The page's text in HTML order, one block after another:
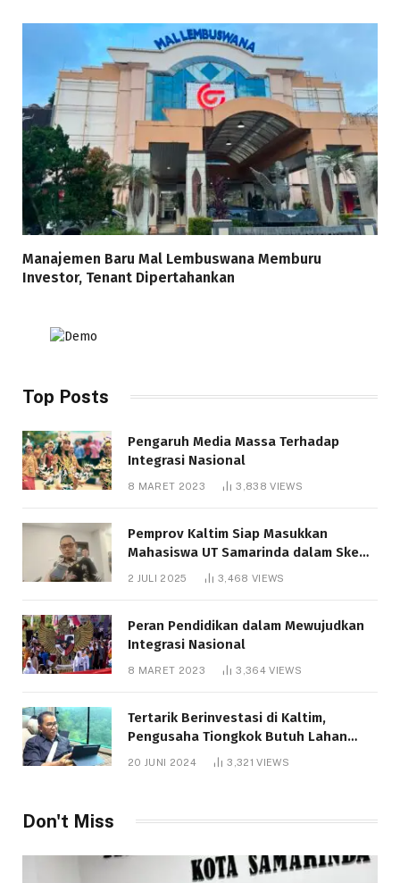
Manajemen Baru Mal Lembuswana Memburu
Investor, Tenant Dipertahankan
Top Posts
Pengaruh Media Massa Terhadap
Integrasi Nasional
8 MARET 2023 3,838VIEWS
Pemprov Kaltim Siap Masukkan
Mahasiswa UT Samarinda dalam Skema
Bantuan Pendidikan Gratispol
2 JULI 2025 3,468 VIEWS
Peran Pendidikan dalam Mewujudkan
Integrasi Nasional
8 MARET 2023 3,364VIEWS
Tertarik Berinvestasi di Kaltim,
Pengusaha Tiongkok Butuh Lahan
1.000 Hektare
20 JUNI 2024 3,321VIEWS
Don't Miss